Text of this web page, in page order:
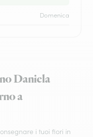
Domenica
Daniela
a
i tuoi fiori in